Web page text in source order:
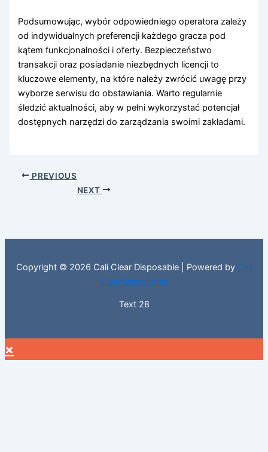
Podsumowując, wybór odpowiedniego operatora zależy
od indywidualnych preferencji każdego gracza pod
kątem funkcjonalności i oferty. Bezpieczeństwo
transakcji oraz posiadanie niezbędnych licencji to
kluczowe elementy, na które należy zwrócić uwagę przy
wyborze serwisu do obstawiania. Warto regularnie
śledzić aktualności, aby w pełni wykorzystać potencjał
dostępnych narzędzi do zarządzania swoimi zakładami.
PREVIOUS
NEXT
Copyright © 2026 Cali Clear Disposable | Powered by Cali
Clear Disposable
Text 28
×